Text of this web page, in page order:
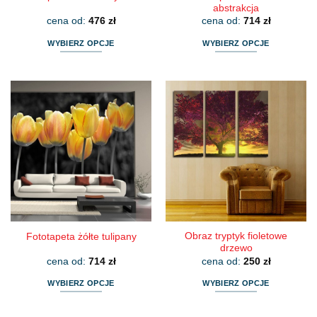
cena od: 476 zł
WYBIERZ OPCJE
ma
wiele
wariantów.
Opcje
można
wybrać
na
stronie
produktu
abstrakcja
cena od: 714 zł
WYBIERZ OPCJE
ma
wiele
wariantów.
Opcje
można
wybrać
na
stronie
produktu
Fototapeta żółte tulipany
cena od: 714 zł
WYBIERZ OPCJE
Obraz tryptyk fioletowe
drzewo
cena od: 250 zł
WYBIERZ OPCJE